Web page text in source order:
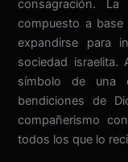
consagración.
compuesto a base
expandirse para
sociedad israelita.
símbolo de una
bendiciones de
compañerismo
todos los que lo